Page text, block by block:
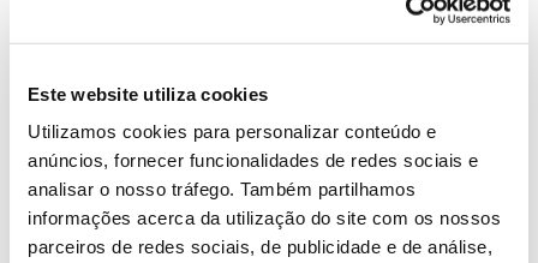
Este website utiliza cookies
Utilizamos cookies para personalizar conteúdo e
anúncios, fornecer funcionalidades de redes sociais e
analisar o nosso tráfego. Também partilhamos
informações acerca da utilização do site com os nossos
parceiros de redes sociais, de publicidade e de análise,
combina teoria e prática, abordando desde a
de micro-habitats e o registo das Gigantes Verdes
com aplicação móvel. Para participar é necessária
inscrição prévia.
Saiba mais e faça a sua inscrição